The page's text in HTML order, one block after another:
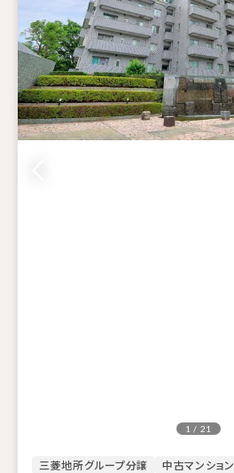
三菱地所グループ分譲 中古マンション
1 / 21